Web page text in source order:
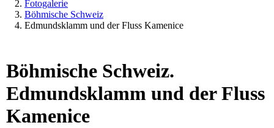
Fotogalerie
Böhmische Schweiz
Edmundsklamm und der Fluss Kamenice
Böhmische Schweiz.
Edmundsklamm und der Fluss
Kamenice